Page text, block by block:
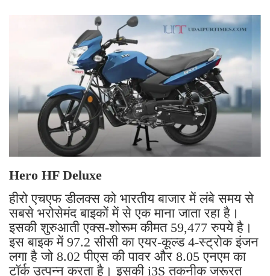
Hero HF Deluxe
हीरो एचएफ डीलक्स को भारतीय बाजार में लंबे समय से
सबसे भरोसेमंद बाइकों में से एक माना जाता रहा है।
इसकी शुरुआती एक्स-शोरूम कीमत 59,477 रुपये है।
इस बाइक में 97.2 सीसी का एयर-कूल्ड 4-स्ट्रोक इंजन
लगा है जो 8.02 पीएस की पावर और 8.05 एनएम का
टॉर्क उत्पन्न करता है। इसकी i3S तकनीक जरूरत